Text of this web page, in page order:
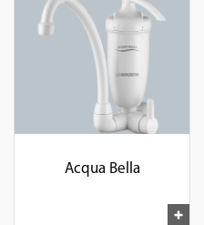
Acqua Bella